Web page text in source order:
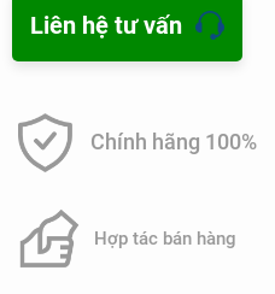
Liên hệ tư vấn
Chính hãng 100%
Hợp tác bán hàng